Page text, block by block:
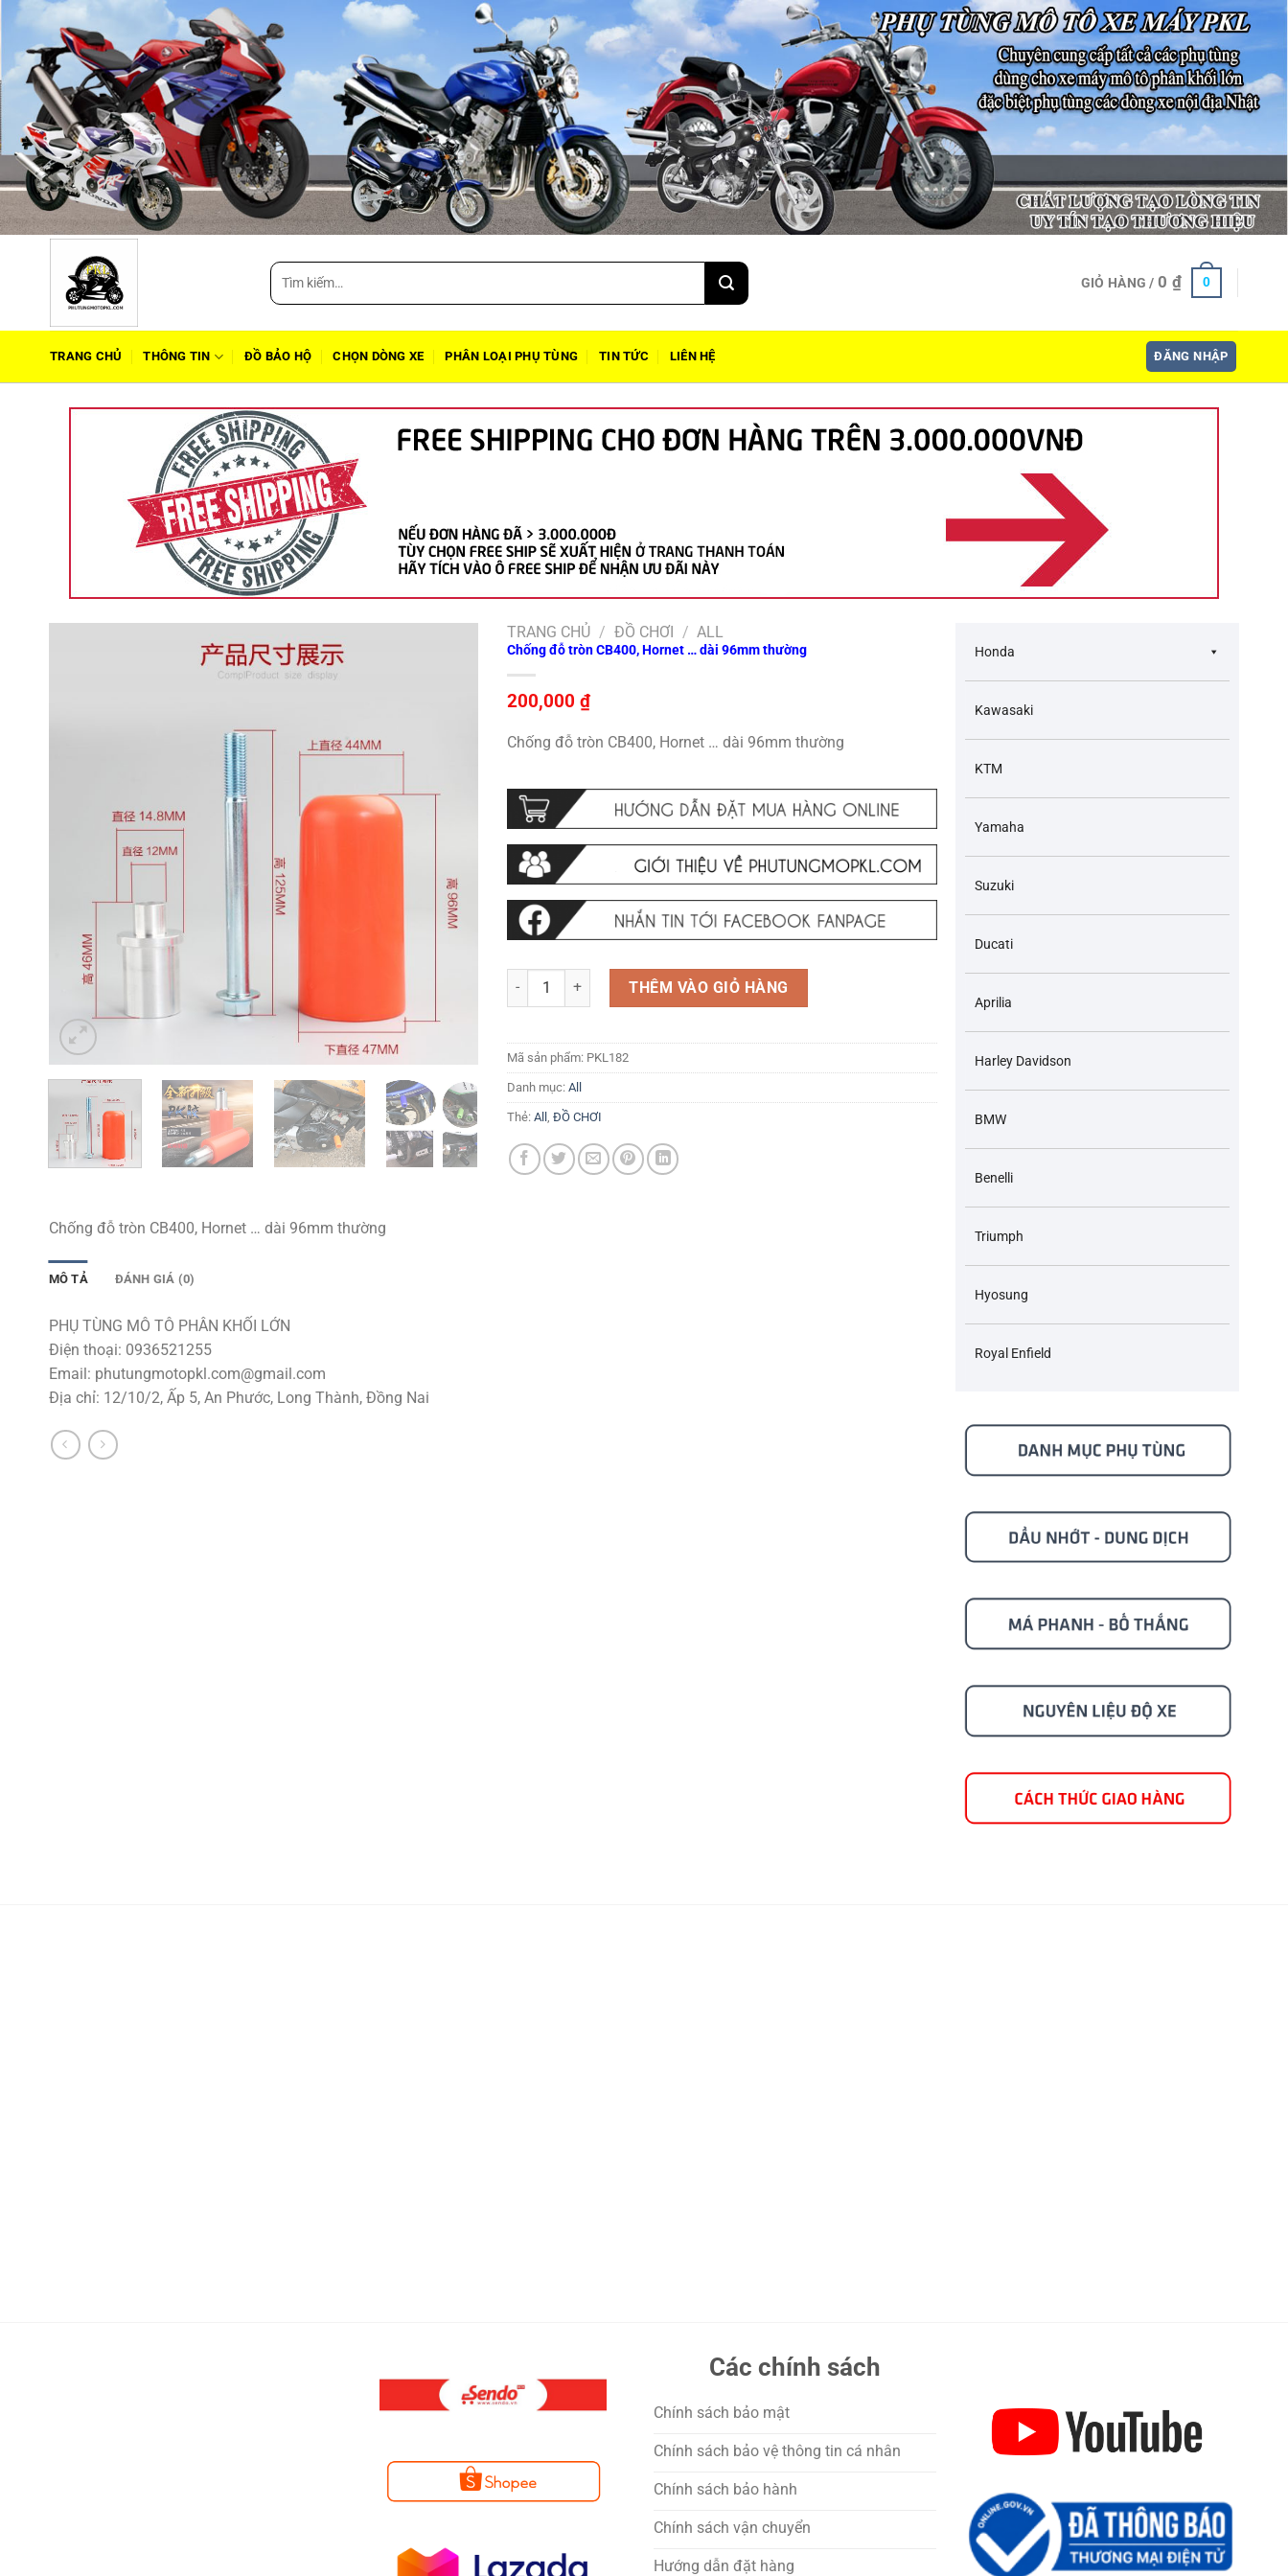
Tìm
kiếm:
GIỎ HÀNG / 0 ₫ 0
TRANG CHỦ THÔNG TIN ĐỒ BẢO HỘ CHỌN DÒNG XE PHÂN LOẠI PHỤ TÙNG TIN TỨC LIÊN HỆ ĐĂNG NHẬP
TRANG CHỦ / ĐỒ CHƠI / ALL
Chống đỗ tròn CB400, Hornet … dài 96mm thường
200,000₫
Chống đỗ tròn CB400, Hornet … dài 96mm thường
Chống đỗ tròn CB400, Hornet ... dài 96mm thường số lượng
THÊM VÀO GIỎ HÀNG
Mã sản phẩm: PKL182
Danh mục:All
Thẻ:All ,ĐỒ CHƠI
Chống đỗ tròn CB400, Hornet … dài 96mm thường
MÔ TẢ ĐÁNH GIÁ (0)
PHỤ TÙNG MÔ TÔ PHÂN KHỐI LỚN
Điện thoại: 0936521255
Email: phutungmotopkl.com@gmail.com
Địa chỉ: 12/10/2, Ấp 5, An Phước, Long Thành, Đồng Nai
Honda
Kawasaki
KTM
Yamaha
Suzuki
Ducati
Aprilia
Harley Davidson
BMW
Benelli
Triumph
Hyosung
Royal Enfield
Các chính sách
Chính sách bảo mật
Chính sách bảo vệ thông tin cá nhân
Chính sách bảo hành
Chính sách vận chuyển
Hướng dẫn đặt hàng